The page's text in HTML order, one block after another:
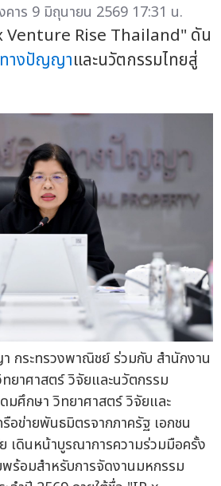
คาร 9 มิถุนายน 2569 17:31 น.
Venture Rise Thailand" ดัน
างปัญญาและนวัตกรรมไทยสู่
กระทรวงพาณิชย์ ร่วมกับ สำนักงาน
ยาศาสตร์ วิจัยและนวัตกรรม
มศึกษา วิทยาศาสตร์ วิจัยและ
อข่ายพันธมิตรจากภาครัฐ เอกชน
เดินหน้าบูรณาการความร่วมมือครั้ง
ร้อมสำหรับการจัดงานมหกรรม